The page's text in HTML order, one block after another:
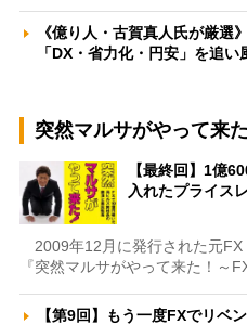
《億り人・古賀真人氏が厳選
「DX・省力化・円安」を追
突然マルサがやって来た
【最終回】1億
入れたプライス
2009年12月に発行された元FX
『突然マルサがやって来た！～
【第9回】もう一度FXでリ